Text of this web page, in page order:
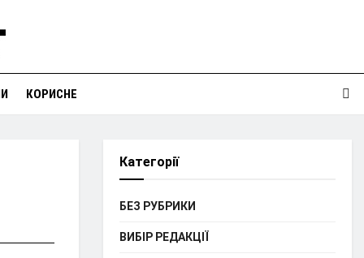
КОРИСНЕ
Категорії
БЕЗ РУБРИКИ
ВИБІР РЕДАКЦІЇ